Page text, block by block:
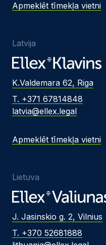
Apmeklēt tīmekļa vietni
Latvija
K.Valdemara 62, Riga
T. +371 67814848
latvia@ellex.legal
Apmeklēt tīmekļa vietni
Lietuva
J. Jasinskio g. 2, Vilnius
T. +370 52681888